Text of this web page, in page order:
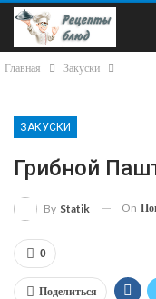
Главная Закуски
ЗАКУСКИ
Грибной
By Statik On
0
Поделиться